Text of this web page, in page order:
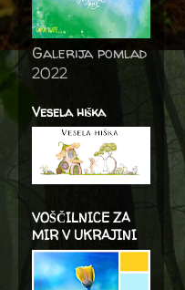
Galerija pomlad
2022
Vesela hiška
VOŠČILNICE ZA
MIR V UKRAJINI